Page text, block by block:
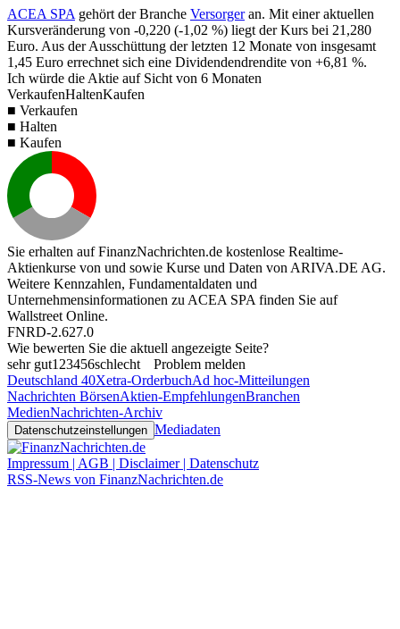
ACEA SPA gehört der Branche Versorgeran. Mit einer aktuellen
Kursveränderung von -0,220 (-1,02 %) liegt der Kurs bei 21,280
Euro. Aus der Ausschüttung der letzten 12 Monate von insgesamt
1,45 Euro errechnet sich eine Dividendendrendite von +6,81 %.
Ich würde die Aktie auf Sicht von 6 Monaten
VerkaufenHaltenKaufen
■ Verkaufen
■ Halten
■ Kaufen
Sie erhalten auf FinanzNachrichten.de kostenlose Realtime-
Aktienkurse von und sowie Kurse und Daten von ARIVA.DE AG.
Weitere Kennzahlen, Fundamentaldaten und
Unternehmensinformationen zu ACEA SPA finden Sie auf
Wallstreet Online.
FNRD-2.627.0
Wie bewerten Sie die aktuell angezeigte Seite?
sehr gut1 23456schlecht
Problem melden
Deutschland 40Xetra-OrderbuchAd hoc-Mitteilungen
Nachrichten BörsenAktien-EmpfehlungenBranchen
MedienNachrichten-Archiv
Datenschutzeinstellungen Mediadaten
Impressum | AGB | Disclaimer | Datenschutz
RSS-News von FinanzNachrichten.de